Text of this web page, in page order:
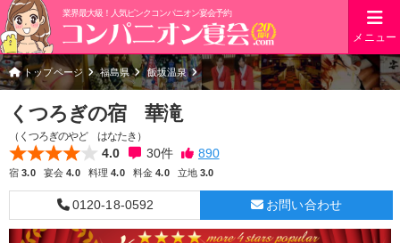
業界最大級！人気ピンクコンパニオン宴会予約
メニュー
トップページ 福島県 飯坂温泉
くつろぎの宿 華滝
（くつろぎのやど はなたき）
4.0 30件
宿3.0 宴会4.0 料理4.0 料金4.0 立地3.0
0120-18-0592 お問い合わせ